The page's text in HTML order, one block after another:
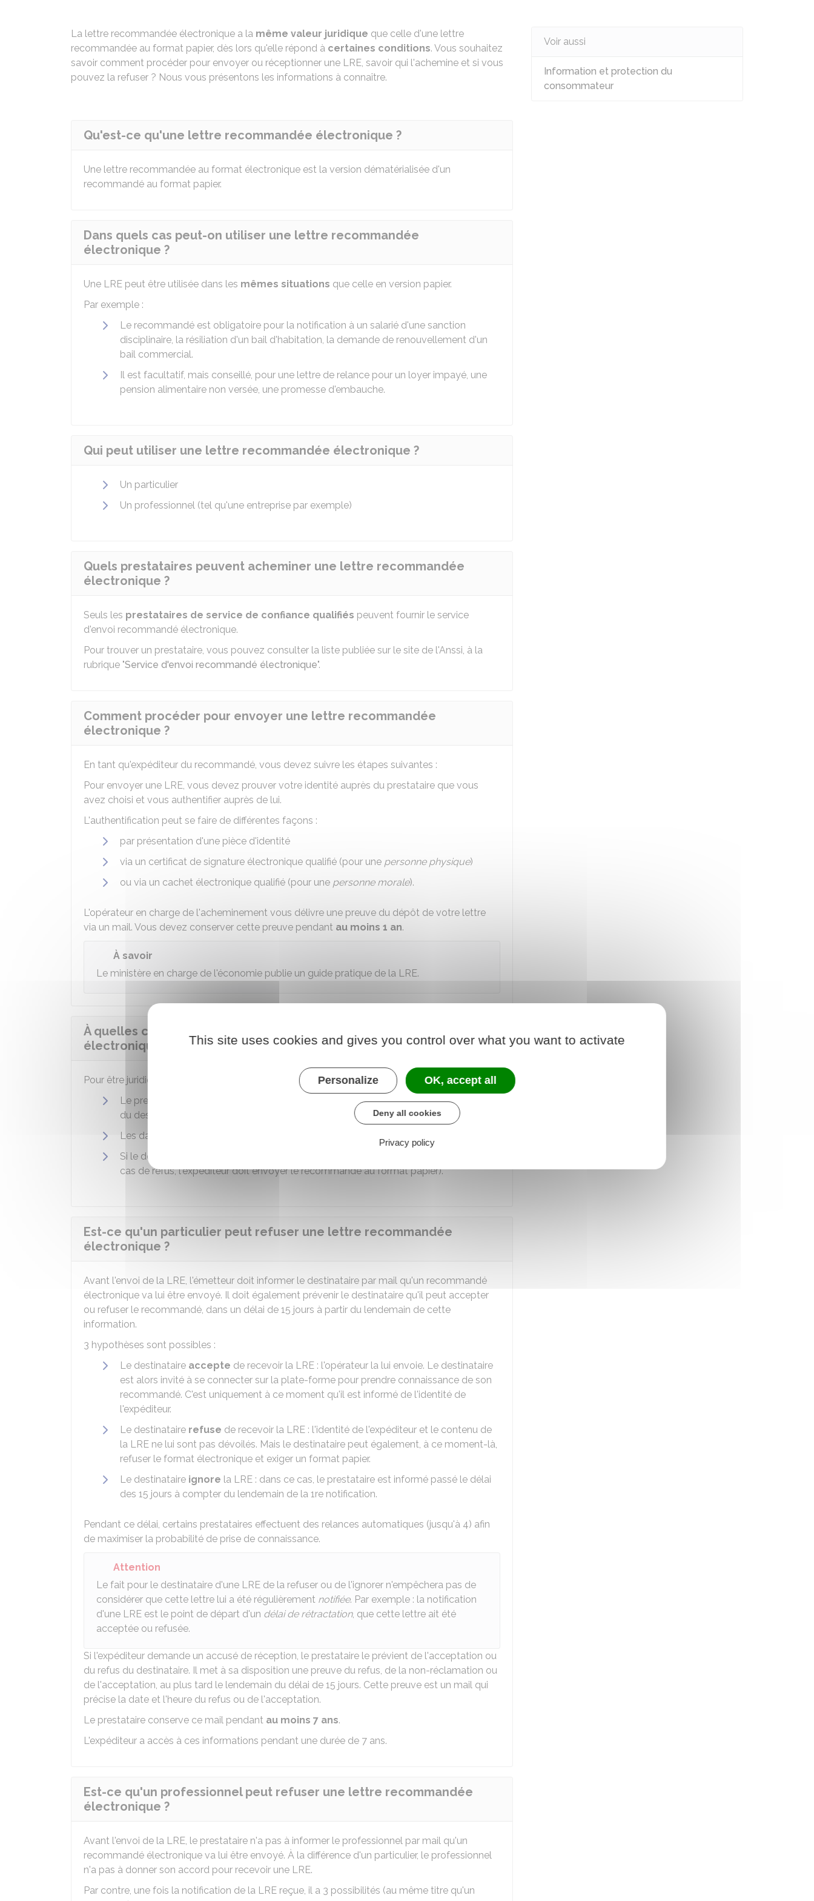
La lettre recommandée électronique a la même valeur juridique que celle d'une lettre
recommandée au format papier, dès lors qu'elle répond à certaines conditions. Vous souhaitez
savoir comment procéder pour envoyer ou réceptionner une LRE, savoir qui l'achemine et si vous
pouvez la refuser ? Nous vous présentons les informations à connaître.
Qu'est-ce qu'une lettre recommandée électronique ?
Une lettre recommandée au format électronique est la version dématérialisée d'un
recommandé au format papier.
Dans quels cas peut-on utiliser une lettre recommandée
électronique ?
Une LRE peut être utilisée dans les mêmes situations que celle en version papier.
Par exemple :
Le recommandé est obligatoire pour la notification à un salarié d'une sanction
disciplinaire, la résiliation d'un bail d'habitation, la demande de renouvellement d'un
bail commercial.
Il est facultatif, mais conseillé, pour une lettre de relance pour un loyer impayé, une
pension alimentaire non versée, une promesse d'embauche.
Qui peut utiliser une lettre recommandée électronique ?
Un particulier
Un professionnel (tel qu'une entreprise par exemple)
Quels prestataires peuvent acheminer une lettre recommandée
électronique ?
Seuls les prestataires de service de confiance qualifiés peuvent fournir le service
d'envoi recommandé électronique.
Pour trouver un prestataire, vous pouvez consulter la liste publiée sur le site de l'Anssi, à la
rubrique "Service d'envoi recommandé électronique".
Comment procéder pour envoyer une lettre recommandée
électronique ?
En tant qu'expéditeur du recommandé, vous devez suivre les étapes suivantes :
Pour envoyer une LRE, vous devez prouver votre identité auprès du prestataire que vous
avez choisi et vous authentifier auprès de lui.
L'authentification peut se faire de différentes façons :
par présentation d'une pièce d'identité
via un certificat de signature électronique qualifié (pour une personne physique)
ou via un cachet électronique qualifié (pour une personne morale).
L'opérateur en charge de l'acheminement vous délivre une preuve du dépôt de votre lettre
via un mail. Vous devez conserver cette preuve pendant au moins 1 an.
À savoir
Le ministère en charge de l'économie publie un guide pratique de la LRE.
À quelles conditions doit répondre une lettre recommandée
électronique pour être juridiquement valable ?
Pour être juridiquement valable, l'envoi d'une LRE doit remplir3 conditions
Le prestataire chargé de l'acheminement se porte responsable de la bonne identité
du destinataire et de celle de l'expéditeur
Les dates d'expédition et de réception de la lettre doivent être garanties et vérifiables
Si le destinataire n'est pas un professionnel, son accord préalable est nécessaire (en
cas de refus, l'expéditeur doit envoyer le recommandé au format papier).
Est-ce qu'un particulier peut refuser une lettre recommandée
électronique ?
Avant l'envoi de la LRE, l'émetteur doit informer le destinataire par mail qu'un recommandé
électronique va lui être envoyé. Il doit également prévenir le destinataire qu'il peut accepter
ou refuser le recommandé, dans un délai de 15 jours à partir du lendemain de cette
information.
3 hypothèses sont possibles :
Le destinataire accepte de recevoir la LRE : l'opérateur la lui envoie. Le destinataire
est alors invité à se connecter sur la plate-forme pour prendre connaissance de son
recommandé. C'est uniquement à ce moment qu'il est informé de l'identité de
l'expéditeur.
Le destinataire refuse de recevoir la LRE : l'identité de l'expéditeur et le contenu de
la LRE ne lui sont pas dévoilés. Mais le destinataire peut également, à ce moment-là,
refuser le format électronique et exiger un format papier.
Le destinataire ignore la LRE : dans ce cas, le prestataire est informé passé le délai
des 15 jours à compter du lendemain de la 1re notification.
Pendant ce délai, certains prestataires effectuent des relances automatiques (jusqu'à 4) afin
de maximiser la probabilité de prise de connaissance.
Attention
Le fait pour le destinataire d'une LRE de la refuser ou de l'ignorer n'empêchera pas de
considérer que cette lettre lui a été régulièrement notifiée. Par exemple : la notification
d'une LRE est le point de départ d'un délai de rétractation, que cette lettre ait été
acceptée ou refusée.
Si l'expéditeur demande un accusé de réception, le prestataire le prévient de l'acceptation ou
du refus du destinataire. Il met à sa disposition une preuve du refus, de la non-réclamation ou
de l'acceptation, au plus tard le lendemain du délai de 15 jours. Cette preuve est un mail qui
précise la date et l'heure du refus ou de l'acceptation.
Le prestataire conserve ce mail pendant au moins 7 ans.
L'expéditeur a accès à ces informations pendant une durée de 7 ans.
Est-ce qu'un professionnel peut refuser une lettre recommandée
électronique ?
Avant l'envoi de la LRE, le prestataire n'a pas à informer le professionnel par mail qu'un
recommandé électronique va lui être envoyé. À la différence d'un particulier, le professionnel
n'a pas à donner son accord pour recevoir une LRE.
Par contre, une fois la notification de la LRE reçue, il a 3 possibilités (au même titre qu'un
Voir aussi
Information et protection du
consommateur
This site uses cookies and gives you control over what you want to activate
Personalize OK, accept all
Deny all cookies
Privacy policy